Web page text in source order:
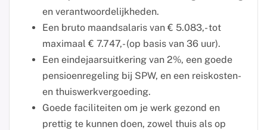
en verantwoordelijkheden.
Een bruto maandsalaris van € 5.083,- tot
maximaal € 7.747,- (op basis van 36 uur).
Een eindejaarsuitkering van 2%, een goede
pensioenregeling bij SPW, en een reiskosten-
en thuiswerkvergoeding.
Goede faciliteiten om je werk gezond en
prettig te kunnen doen, zowel thuis als op